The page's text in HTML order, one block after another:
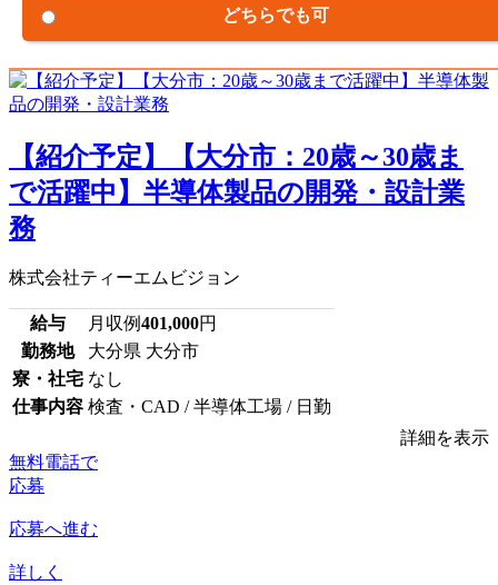
どちらでも可
【紹介予定】【大分市：20歳～30歳ま
で活躍中】半導体製品の開発・設計業
務
株式会社ティーエムビジョン
給与 月収例401,000円
勤務地
大分県 大分市
寮・社宅 なし
仕事内容 検査・CAD / 半導体工場 / 日勤
詳細を表示
無料電話で
応募
応募へ進む
詳しく